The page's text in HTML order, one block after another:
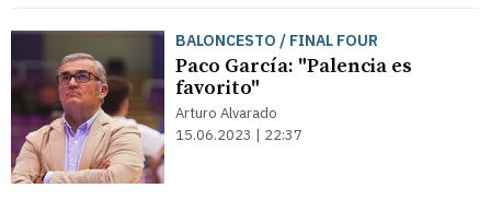
BALONCESTO / FINAL FOUR
Paco García: "Palencia es
favorito"
Arturo Alvarado
15.06.2023 | 22:37